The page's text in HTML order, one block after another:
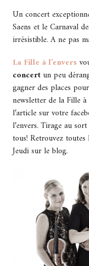
Un concert
Saens et le Carnaval
irrésistible. A ne pas
La Fille à l’envers
concertun peu
gagner des places
newsletter de la Fille à
l’article sur votre
l’envers. Tirage au
tous! Retrouvez
Jeudi sur le blog.